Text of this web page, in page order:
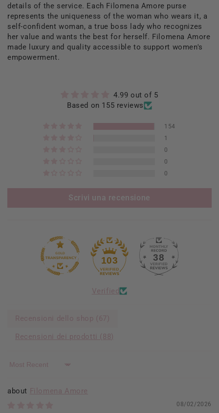
details of the service. Each Filomena Amore purse
represents the uniqueness of the woman who wears it, a
self-confident woman, a true boss lady who recognizes
her value and wants the best for herself. Filomena Amore
made luxury and quality accessible to support women's
empowerment.
4.99 out of 5
Based on 155 reviews
154
1
0
0
0
Scrivi una recensione
103 38
Verified
Recensioni dello shop ( 67 )
Recensioni dei prodotti (88)
Sort by
Filomena Amore
08/02/2026